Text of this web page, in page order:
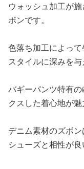
ウォッシュ加工が
ボンです。
色落ち加工によっ
スタイルに深みを与
バギーパンツ特有
クスした着心地が魅
デニム素材のズボ
シューズと相性が良